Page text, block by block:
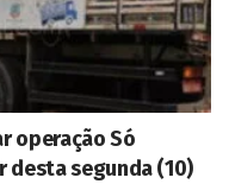
operação Só
desta segunda (10)